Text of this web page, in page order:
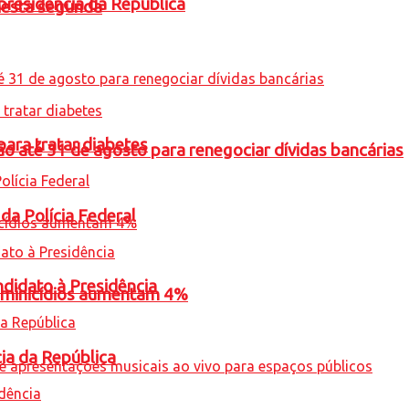
segunda
até 31 de agosto para renegociar dívidas bancárias
aumentam 4%
tratar diabetes
Polícia Federal
à Presidência
da República